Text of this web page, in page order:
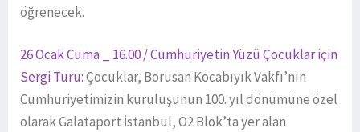
öğrenecek.
26 Ocak Cuma _ 16.00 / Cumhuriyetin Yüzü Çocuklar için
Sergi Turu:Çocuklar, Borusan Kocabıyık Vakfı’nın
Cumhuriyetimizin kuruluşunun 100. yıl dönümüne özel
olarak Galataport İstanbul, O2 Blok’ta yer alan